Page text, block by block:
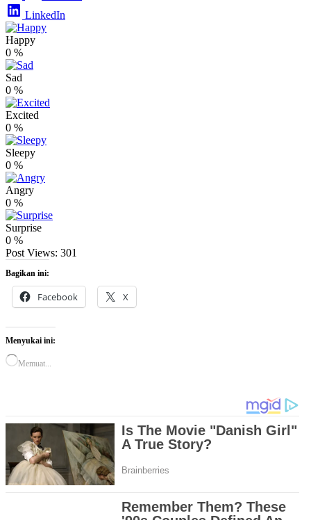
LinkedIn
Happy
0 %
Sad
0 %
Excited
0 %
Sleepy
0 %
Angry
0 %
Surprise
0 %
Post Views: 301
Bagikan ini:
Facebook X
Menyukai ini:
Memuat...